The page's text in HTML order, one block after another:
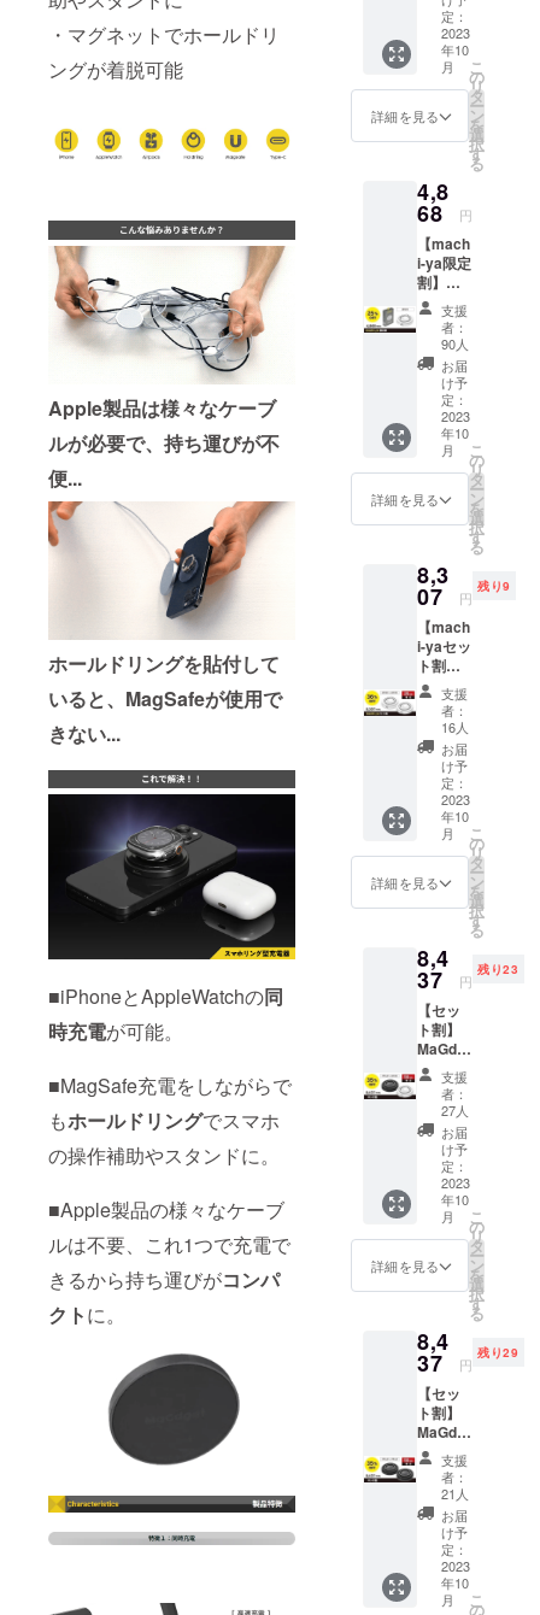
・マグネットでホールドリ
ングが着脱可能
Apple製品は様々なケーブ
ルが必要で、持ち運びが不
便...
ホールドリングを貼付して
いると、MagSafeが使用で
きない...
■iPhoneとAppleWatchの同
時充電が可能。
■MagSafe充電をしながらで
もホールドリングでスマホ
の操作補助やスタンドに。
■Apple製品の様々なケーブ
ルは不要、これ1つで充電で
きるから持ち運びがコンパ
クトに。
きたいとい
う想いで
「SMILE
LIFE GIFT」
をコンセプ
トに掲げま
2006年の創
業から多く
の人・企業
に助けら
れ、日本全
国のお客
様、小売店
様に商品が
いきわたる
ような会社
になりまし
た。また、
世界各国で
力的な商品
を国内で展
開するセレ
クト・ブラ
ンディング
ができるよ
うにもなり
ました。
これから、
まだまだや
りたいこと
がありま
す。シンシ
アならでは
ル商品を増
やし、国内
だけでなく
全世界に笑
顔を届けら
れる商品を
企画してい
思っていま
す。
OFF≫
6,490円
（税
込）
→4,868
円（税
格：
6,490円
込） ■
リター
ン内容
・
MaGdg
Charge
Ring ・
MaGdg
Support
Plate ・
USB
Type-C
扱説明
書 ・保
証書 ※
送料・
消費税
込み
定：
2023
年10
月
詳細を見る
こ
の
リ
タ
ー
ン
を
選
択
す
る
4,8
68 円
【mach
i-ya限定
割】
MaGdg
et
Charge
Ring
White
≪25％
OFF≫
6,490円
（税
込）
→4,868
円（税
予定価
格：
6,490円
（税
込） ■
リター
ン内容
MaGdg
et
Charge
Ring ・
MaGdg
Support
Plate ・
USB
本語取
扱説明
証書 ※
送料・
消費税
込み
支援
者：
90人
お届
け予
定：
2023
年10
月
詳細を見る
こ
の
リ
タ
ー
ン
を
選
択
す
る
8,3
07 円
残り9
【mach
i-yaセッ
ト割】
MaGdg
et
Charge
Ring
White×
≪36％
OFF≫
12,980
円（税
込）
→8,307
般販売
予定価
格：
6,490円
×2＝
12,980
円（税
込） ■
リター
ン内容
MaGdg
Charge
Ring ×2
・
MaGdg
Support
×2 ・
USB
ケーブ
ル ×2 ・
日本語
取扱説
明書 ×2
・保証
書 ×2 ※
送料・
消費税
込み
支援
者：
16人
お届
け予
定：
2023
年10
月
詳細を見る
こ
の
リ
タ
ー
ン
を
選
択
す
る
8,4
37 円
残り23
【セッ
ト割】
MaGdg
et
Charge
Ring
Black＋
White
≪35％
OFF≫
12,980
円（税
込）
→8,437
円（税
予定価
格：
6,490円
×2＝
12,980
円（税
込） ■
リター
ン内容
・
MaGdg
Charge
Ring ×2
支援
者：
27人
お届
け予
定：
2023
年10
月
詳細を見る
こ
の
リ
タ
ー
ン
を
選
択
す
る
8,4
37 円
残り29
【セッ
ト割】
MaGdg
et
Charge
Ring
Black×
≪35％
OFF≫
12,980
円（税
支援
者：
21人
お届
け予
定：
2023
年10
月
こ
の